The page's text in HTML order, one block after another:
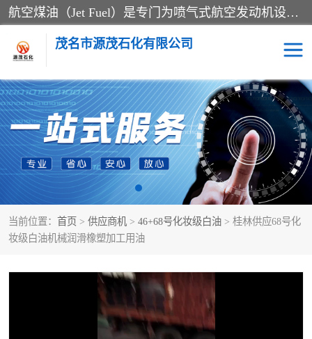
航空煤油（Jet Fuel）是专门为喷气式航空发动机设计的高纯度燃料，主要分为Jet A、Jet A-1和Jet B等类型。其特点是闪点高、低温流动性好，并添加了抗静电剂和抗氧化剂以确保飞行安全。航空煤油需
茂名市源茂石化有限公司
当前位置： 首页 > 供应商机 > 46+68号化妆级白油 > 桂林供应68号化
妆级白油机械润滑橡塑加工用油
RP3航空煤油 D20+D30溶剂油
D40+D60溶剂油 D80+D100溶剂油
6号+120号溶剂油 260号溶剂油
异构烷烃 天然乳胶
26+32号化妆级白油 46+68号化妆级白油